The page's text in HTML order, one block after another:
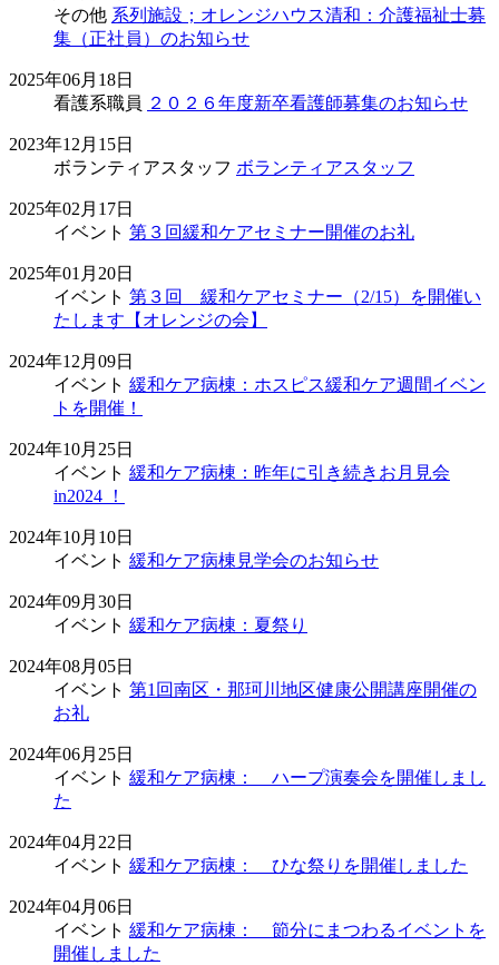
その他 系列施設；オレンジハウス清和：介護福祉士募
集（正社員）のお知らせ
2025年06月18日
看護系職員 ２０２６年度新卒看護師募集のお知らせ
2023年12月15日
ボランティアスタッフ ボランティアスタッフ
2025年02月17日
イベント 第３回緩和ケアセミナー開催のお礼
2025年01月20日
イベント 第３回 緩和ケアセミナー（2/15）を開催い
たします【オレンジの会】
2024年12月09日
イベント 緩和ケア病棟：ホスピス緩和ケア週間イベン
トを開催！
2024年10月25日
イベント 緩和ケア病棟：昨年に引き続きお月見会
in2024 ！
2024年10月10日
イベント 緩和ケア病棟見学会のお知らせ
2024年09月30日
イベント 緩和ケア病棟：夏祭り
2024年08月05日
イベント 第1回南区・那珂川地区健康公開講座開催の
お礼
2024年06月25日
イベント 緩和ケア病棟： ハープ演奏会を開催しまし
た
2024年04月22日
イベント 緩和ケア病棟： ひな祭りを開催しました
2024年04月06日
イベント 緩和ケア病棟： 節分にまつわるイベントを
開催しました